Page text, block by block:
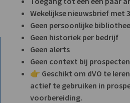
Wekelijkse nieuwsbrief met
Geen persoonlijke
Geen historiek per bedrijf
Geen alerts
Geen context bij
👉 Geschikt om dVO te
actief te gebruiken in
voorbereiding.